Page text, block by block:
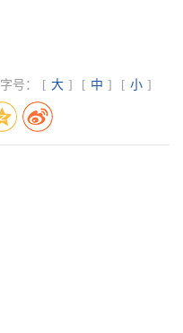
字号： [ 大 ] [ 中 ] [ 小 ]